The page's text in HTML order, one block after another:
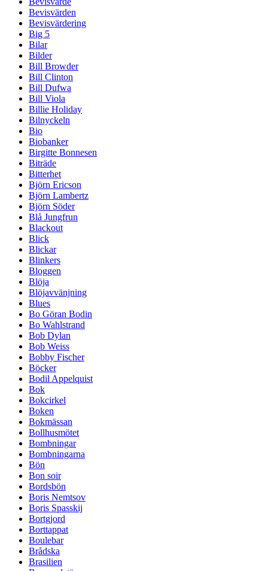
Bevisvärden
Bevisvärdering
Big 5
Bilar
Bilder
Bill Browder
Bill Clinton
Bill Dufwa
Bill Viola
Billie Holiday
Bilnyckeln
Bio
Biobanker
Birgitte Bonnesen
Biträde
Bitterhet
Björn Ericson
Björn Lambertz
Björn Söder
Blå Jungfrun
Blackout
Blick
Blickar
Blinkers
Bloggen
Blöja
Blöjavvänjning
Blues
Bo Göran Bodin
Bo Wahlstrand
Bob Dylan
Bob Weiss
Bobby Fischer
Böcker
Bodil Appelquist
Bok
Bokcirkel
Boken
Bokmässan
Bollhusmötet
Bombningar
Bombningarna
Bön
Bon soir
Bordsbön
Boris Nemtsov
Boris Spasskij
Bortgjord
Borttappat
Boulebar
Brådska
Brasilien